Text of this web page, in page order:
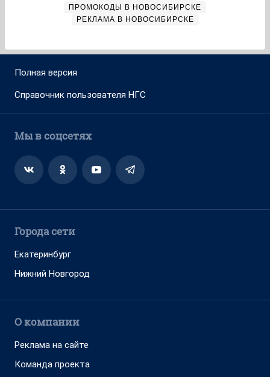
ПРОМОКОДЫ В НОВОСИБИРСКЕ
РЕКЛАМА В НОВОСИБИРСКЕ
Полная версия
Справочник пользователя НГС
Мы в соцсетях
Города сети
Екатеринбург
Нижний Новгород
О компании
Реклама на сайте
Команда проекта